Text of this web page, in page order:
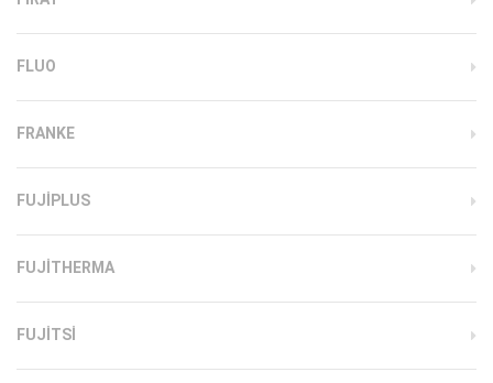
FLUO
FRANKE
FUJIPLUS
FUJITHERMA
FUJITSI